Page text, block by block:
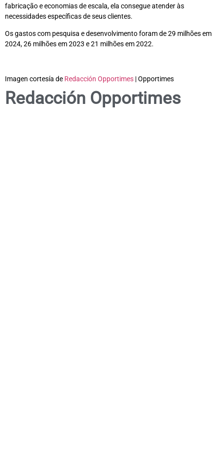
fabricação e economias de escala, ela consegue atender às
necessidades específicas de seus clientes.
Os gastos com pesquisa e desenvolvimento foram de 29 milhões em
2024, 26 milhões em 2023 e 21 milhões em 2022.
Imagen cortesía de Redacción Opportimes | Opportimes
Redacción Opportimes